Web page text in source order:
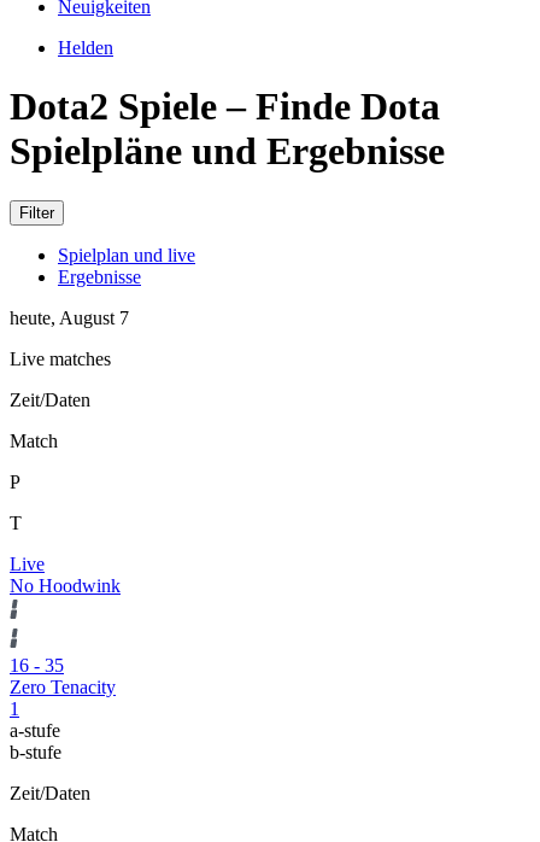
Neuigkeiten
Helden
Dota2 Spiele – Finde Dota
Spielpläne und Ergebnisse
Filter
Spielplan und live
Ergebnisse
heute, August 7
Live matches
Zeit/Daten
Match
P
T
Live
No Hoodwink
16 - 35
Zero Tenacity
1
a-stufe
b-stufe
Zeit/Daten
Match